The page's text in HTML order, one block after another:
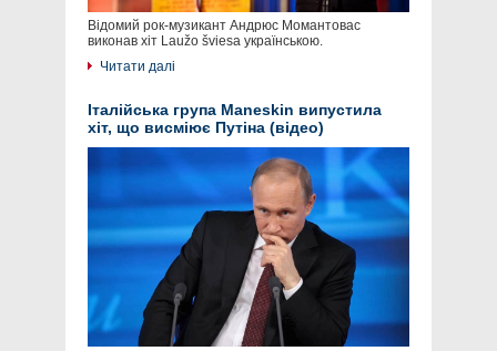
Відомий рок-музикант Андрюс Момантовас
виконав хіт Laužo šviesa українською.
Читати далі
Італійська група Maneskin випустила
хіт, що висміює Путіна (відео)